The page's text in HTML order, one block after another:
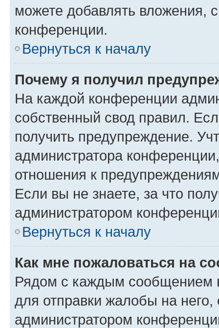
можете добавлять вложения,
конференции.
Вернуться к началу
Почему я получил
На каждой конференции
собственный свод правил.
получить предупреждение.
администратора
отношения к
Если вы не знаете, за что
администратором
Вернуться к началу
Как мне пожаловаться на
Рядом с каждым сообщением
для отправки жалобы на
администратором